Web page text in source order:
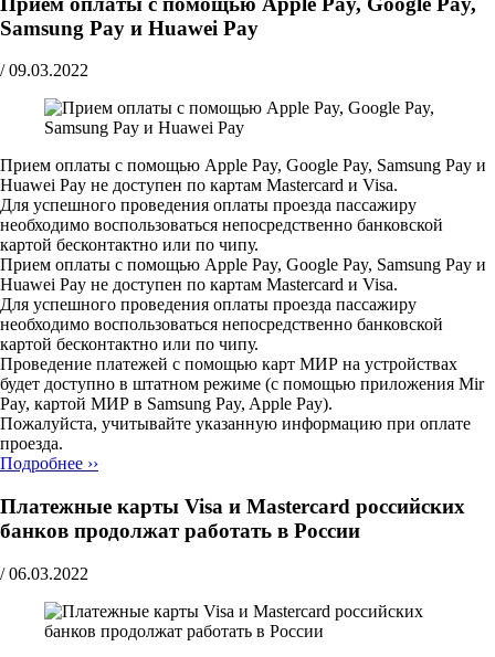
Samsung Pay и Huawei Pay
/ 09.03.2022
Прием оплаты с помощью Apple Pay, Google Pay, Samsung Pay и
Huawei Pay не доступен по картам Mastercard и Visa.
Для успешного проведения оплаты проезда пассажиру
необходимо воспользоваться непосредственно банковской
картой бесконтактно или по чипу.
Прием оплаты с помощью Apple Pay, Google Pay, Samsung Pay и
Huawei Pay не доступен по картам Mastercard и Visa.
Для успешного проведения оплаты проезда пассажиру
необходимо воспользоваться непосредственно банковской
картой бесконтактно или по чипу.
Проведение платежей с помощью карт МИР на устройствах
будет доступно в штатном режиме (с помощью приложения Mir
Pay, картой МИР в Samsung Pay, Apple Pay).
Пожалуйста, учитывайте указанную информацию при оплате
проезда.
Подробнее ››
Платежные карты Visa и Mastercard российских
банков продолжат работать в России
/ 06.03.2022